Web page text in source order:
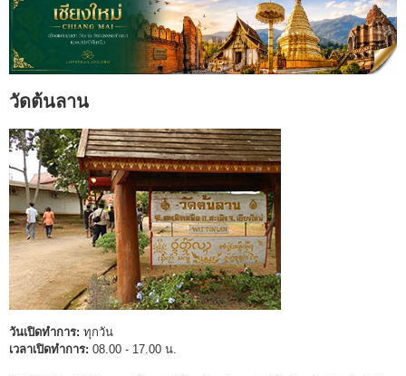
วัดต้นลาน
วันเปิดทำการ: ทุกวัน
เวลาเปิดทำการ: 08.00 - 17.00 น.